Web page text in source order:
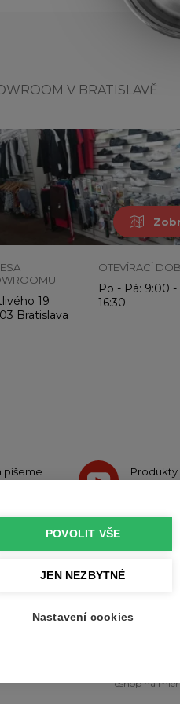
POVOLIT VŠE
JEN NEZBYTNÉ
Nastavení cookies
V BRATISLAVĚ
19
Bratislava
OTEVÍRACÍ
Po - Pá: 9:00 -
16:30
píšeme Produkty
© 2010 - 2026 profikuchar.cz
eshop na